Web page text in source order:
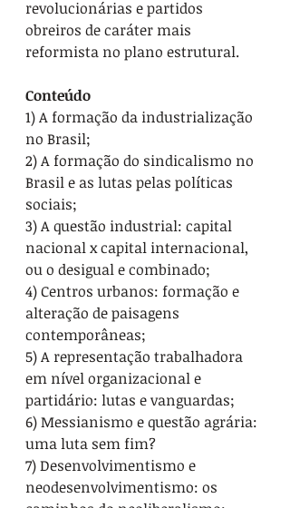
revolucionárias e partidos
obreiros de caráter mais
reformista no plano estrutural.
Conteúdo
1) A formação da industrialização
no Brasil;
2) A formação do sindicalismo no
Brasil e as lutas pelas políticas
sociais;
3) A questão industrial: capital
nacional x capital internacional,
ou o desigual e combinado;
4) Centros urbanos: formação e
alteração de paisagens
contemporâneas;
5) A representação trabalhadora
em nível organizacional e
partidário: lutas e vanguardas;
6) Messianismo e questão agrária:
uma luta sem fim?
7) Desenvolvimentismo e
neodesenvolvimentismo: os